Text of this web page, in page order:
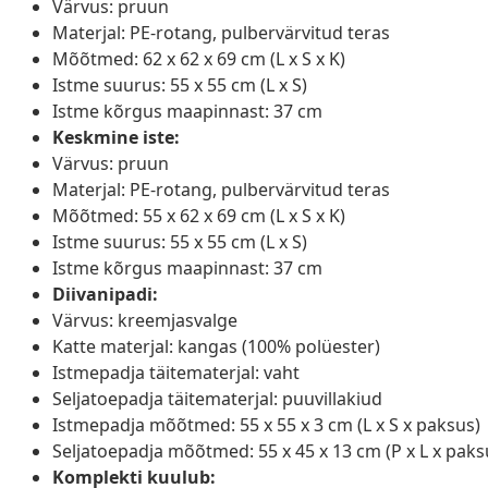
Värvus: pruun
Materjal: PE-rotang, pulbervärvitud teras
Mõõtmed: 62 x 62 x 69 cm (L x S x K)
Istme suurus: 55 x 55 cm (L x S)
Istme kõrgus maapinnast: 37 cm
Keskmine iste:
Värvus: pruun
Materjal: PE-rotang, pulbervärvitud teras
Mõõtmed: 55 x 62 x 69 cm (L x S x K)
Istme suurus: 55 x 55 cm (L x S)
Istme kõrgus maapinnast: 37 cm
Diivanipadi:
Värvus: kreemjasvalge
Katte materjal: kangas (100% polüester)
Istmepadja täitematerjal: vaht
Seljatoepadja täitematerjal: puuvillakiud
Istmepadja mõõtmed: 55 x 55 x 3 cm (L x S x paksus)
Seljatoepadja mõõtmed: 55 x 45 x 13 cm (P x L x
Komplekti kuulub: